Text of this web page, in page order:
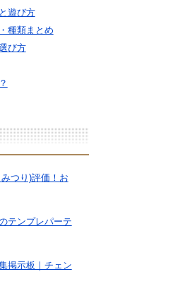
遊び方
種類まとめ
び方
つり)評価！お
テンプレパーテ
掲示板｜チェン